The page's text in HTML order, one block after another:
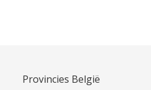
Provincies België